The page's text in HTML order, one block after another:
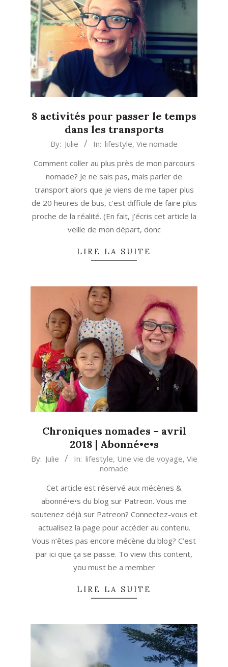
8 activités pour passer le temps
dans les transports
2018-
16
By: Julie In: lifestyle, Vie nomade
Comment coller au plus près de mon parcours
nomade? Je ne sais pas, mais parler de
transport alors que je viens de me taper plus
de 20 heures de bus, c’est difficile de faire plus
proche de la réalité. (En fait, j’écris cet article la
veille de mon départ, donc
LIRE LA SUITE
Chroniques nomades – avril
2018 | Abonné•e•s
2018-
By: Julie In: lifestyle, Une vie de voyage, Vie
nomade
Cet article est réservé aux mécènes &
abonné•e•s du blog sur Patreon. Vous me
soutenez déjà sur Patreon? Connectez-vous et
actualisez la page pour accéder au contenu.
Vous n’êtes pas encore mécène du blog? C’est
par ici que ça se passe. To view this content,
you must be a member
LIRE LA SUITE